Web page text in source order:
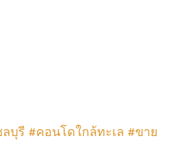
รี #คอนโดใกล้ทะเล #ขาย